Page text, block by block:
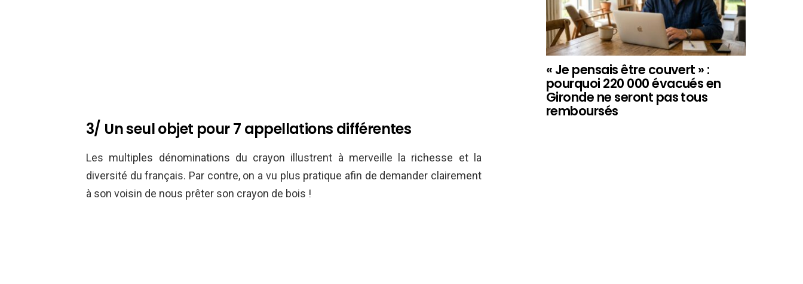
3/ Un seul objet pour 7 appellations différentes
Les multiples dénominations du crayon illustrent à merveille la richesse et la
diversité du français. Par contre, on a vu plus pratique afin de demander clairement
à son voisin de nous prêter son crayon de bois !
« Je pensais être couvert » :
pourquoi 220 000 évacués en
Gironde ne seront pas tous
remboursés